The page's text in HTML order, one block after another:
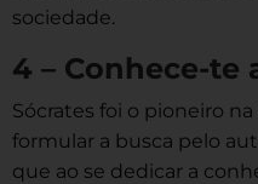
sociedade.
4 – Conhece-te
Sócrates foi o pioneiro
formular a busca pelo
que ao se dedicar a